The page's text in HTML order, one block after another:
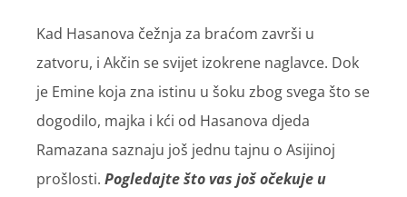
Kad Hasanova čežnja za braćom završi u
zatvoru, i Akčin se svijet izokrene naglavce. Dok
je Emine koja zna istinu u šoku zbog svega što se
dogodilo, majka i kći od Hasanova djeda
Ramazana saznaju još jednu tajnu o Asijinoj
prošlosti. Pogledajte što vas još očekuje u